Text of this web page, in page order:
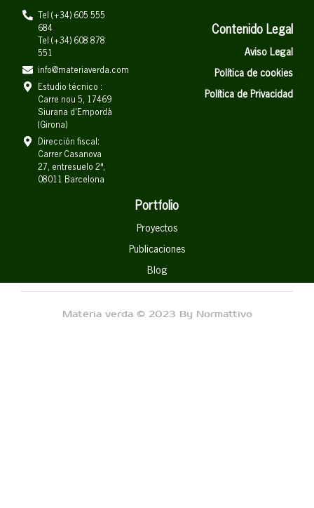
Tel (+34) 605 555
684
Tel (+34) 608 878
551
info@materiaverda.com
Estudio técnico :
Carre nou 5, 17469
Siurana d'Empordà
(Girona)
Dirección fiscal:
Carrer Casanova
27, entresuelo 2ª,
08011 Barcelona
Contenido Legal
Aviso Legal
Política de cookies
Política de Privacidad
Portfolio
Proyectos
Publicaciones
Blog
Matéria verda © 2023 By Normattivo